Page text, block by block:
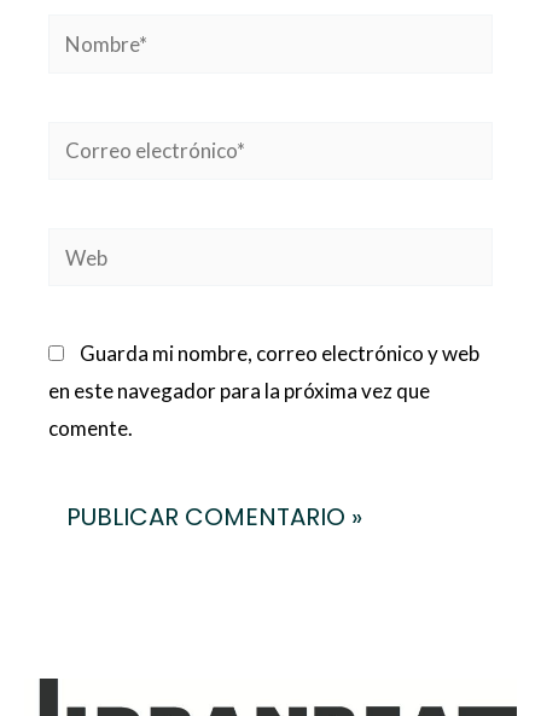
Nombre*
Correo
Web
Guarda mi nombre, correo electrónico y web
en este navegador para la próxima vez que
comente.